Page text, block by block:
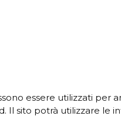
essere utilizzati per
Il sito potrà utilizzare le